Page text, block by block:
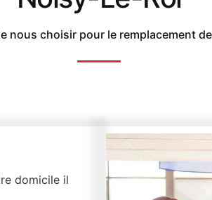
nous choisir pour le remplacement
domicile il